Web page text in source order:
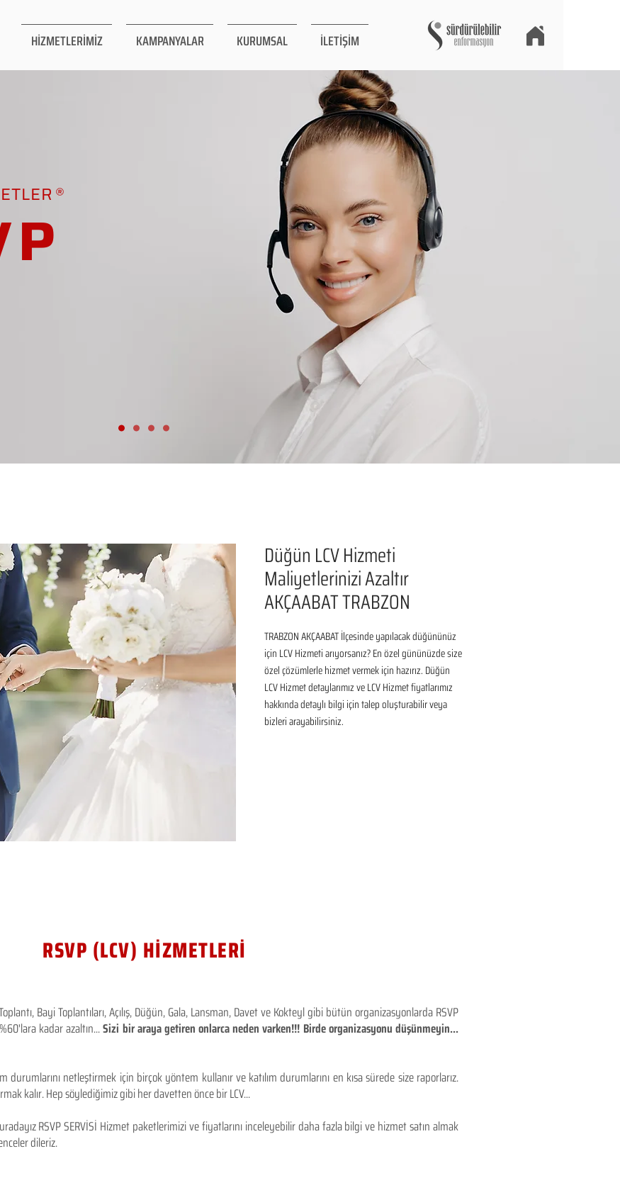
HİZMETLERİMİZ KAMPANYALAR KURUMSAL İLETİŞİM
Düğün LCV Hizmeti
Maliyetlerinizi Azaltır
AKÇAABAT TRABZON
TRABZON AKÇAABAT İlçesinde yapılacak düğününüz
için LCV Hizmeti arıyorsanız? En özel gününüzde size
özel çözümlerle hizmet vermek için hazırız. Düğün
LCV Hizmet detaylarımız ve LCV Hizmet fiyatlarımız
hakkında detaylı bilgi için talep oluşturabilir veya
bizleri arayabilirsiniz.
RSVP (LCV) HİZMETLERİ
Bayi Toplantıları, Açılış, Düğün, Gala, Lansman, Davet ve Kokteyl gibi bütün organizasyonlarda RSVP
kadar azaltın...Sizi bir araya getiren onlarca neden varken!!! Birde organizasyonu düşünmeyin...
durumlarını netleştirmek için birçok yöntem kullanır ve katılım durumlarını en kısa sürede size raporlarız.
kalır. Hep söylediğimiz gibi her davetten önce bir LCV...
RSVP SERVİSİ Hizmet paketlerimizi ve fiyatlarını inceleyebilir daha fazla bilgi ve hizmet satın almak
dileriz.